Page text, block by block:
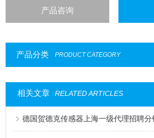
产品咨询
产品分类 PRODUCT CATEGORY
相关文章 RELATED ARTICLES
德国贺德克传感器上海一级代理招聘分